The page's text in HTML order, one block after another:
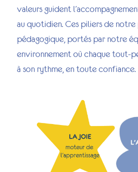
valeurs guident
au quotidien. Ces piliers de
pédagogique, portés par notre
environnement où chaque tout-
à son rythme, en toute confiance.